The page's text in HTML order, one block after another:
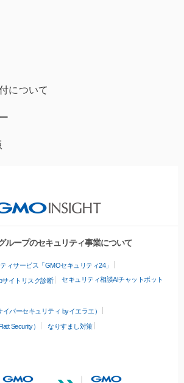
について
ループのセキュリティ事業について
ィサービス「GMOセキュリティ24」
サイトリスク診断 セキュリティ相談AIチャットボット
バーセキュリティ byイエラエ）
Security）
なりすまし対策